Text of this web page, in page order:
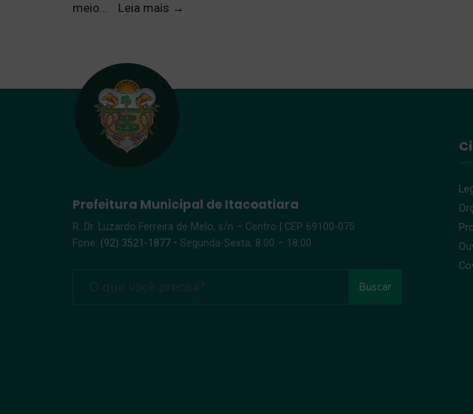
meio... Leia mais →
Prefeitura Municipal de Itacoatiara
R. Dr. Luzardo Ferreira de Melo, s/n – Centro | CEP 69100-075
Fone: (92) 3521-1877 • Segunda-Sexta, 8:00 – 18:00
Buscar